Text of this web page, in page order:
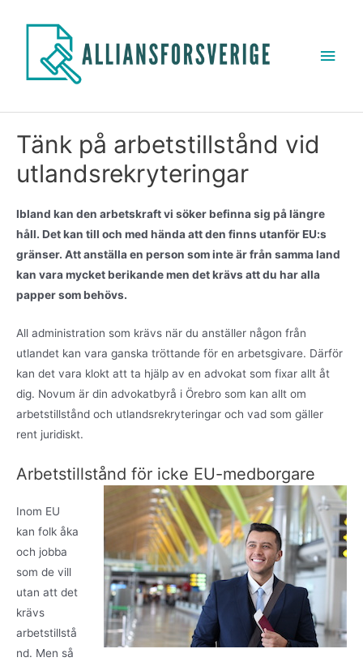
Tänk på arbetstillstånd vid
utlandsrekryteringar
Ibland kan den arbetskraft vi söker befinna sig på längre
håll. Det kan till och med hända att den finns utanför EU:s
gränser. Att anställa en person som inte är från samma land
kan vara mycket berikande men det krävs att du har alla
papper som behövs.
All administration som krävs när du anställer någon från
utlandet kan vara ganska tröttande för en arbetsgivare. Därför
kan det vara klokt att ta hjälp av en advokat som fixar allt åt
dig. Novum är din advokatbyrå i Örebro som kan allt om
arbetstillstånd och utlandsrekryteringar och vad som gäller
rent juridiskt.
Arbetstillstånd för icke EU-medborgare
Inom EU
kan folk åka
och jobba
som de vill
utan att det
krävs
arbetstillstå
nd. Men så